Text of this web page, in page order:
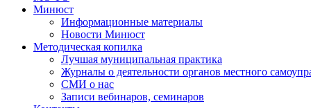
Минюст
Информационные материалы
Новости Минюст
Методическая копилка
Лучшая муниципальная практика
Журналы о деятельности органов местного
СМИ о нас
Записи вебинаров, семинаров